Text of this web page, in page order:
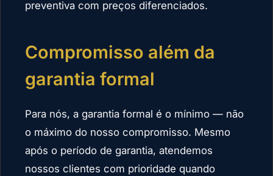
preventiva com preços diferenciados.
Compromisso além da
garantia formal
Para nós, a garantia formal é o mínimo — não
o máximo do nosso compromisso. Mesmo
após o período de garantia, atendemos
nossos clientes com prioridade quando